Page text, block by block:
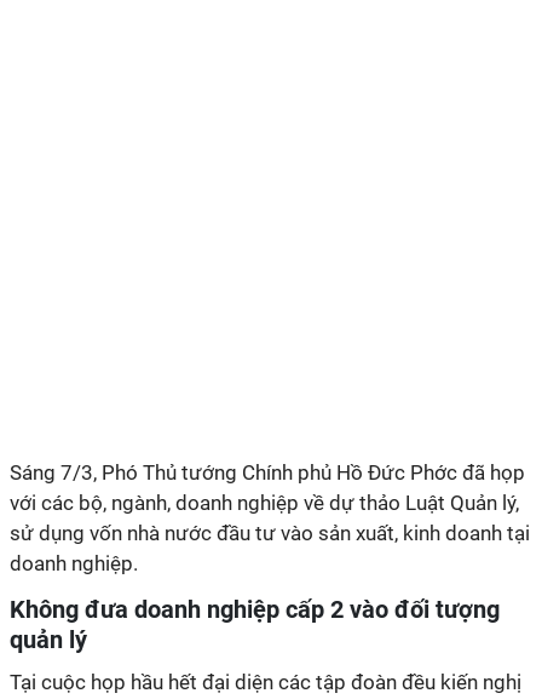
Sáng 7/3, Phó Thủ tướng Chính phủ Hồ Đức Phớc đã họp
với các bộ, ngành, doanh nghiệp về dự thảo Luật Quản lý,
sử dụng vốn nhà nước đầu tư vào sản xuất, kinh doanh tại
doanh nghiệp.
Không đưa doanh nghiệp cấp 2 vào đối tượng
quản lý
Tại cuộc họp hầu hết đại diện các tập đoàn đều kiến nghị